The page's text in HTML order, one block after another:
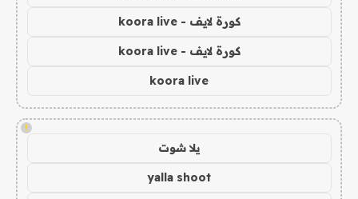
كورة لايف - koora live
كورة لايف - koora live
koora live
!
يلا شوت
yalla shoot